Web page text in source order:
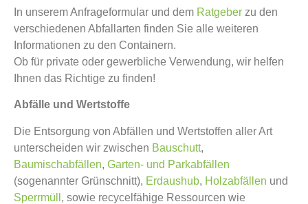
In unserem Anfrageformular und dem Ratgeber zu den
verschiedenen Abfallarten finden Sie alle weiteren
Informationen zu den Containern.
Ob für private oder gewerbliche Verwendung, wir helfen
Ihnen das Richtige zu finden!
Abfälle und Wertstoffe
Die Entsorgung von Abfällen und Wertstoffen aller Art
unterscheiden wir zwischen Bauschutt,
Baumischabfällen, Garten- und Parkabfällen
(sogenannter Grünschnitt), Erdaushub, Holzabfällen und
Sperrmüll , sowie recycelfähige Ressourcen wie